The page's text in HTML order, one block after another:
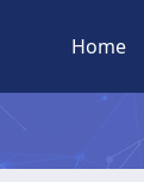
Home